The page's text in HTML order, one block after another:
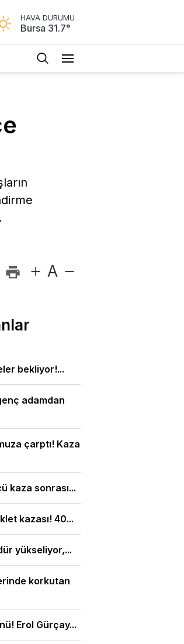
HAVA DURUMU
Bursa 31.7°
A
bekliyor!...
adamdan
çarptı! Kaza
kaza sonrası...
kazası! 40...
yükseliyor,...
korkutan
Erol Gürçay...